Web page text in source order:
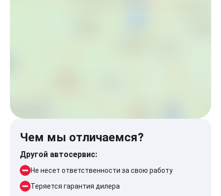
Чем мы отличаемся?
Другой автосервис:
Не несет ответственности за свою работу
Теряется гарантия дилера